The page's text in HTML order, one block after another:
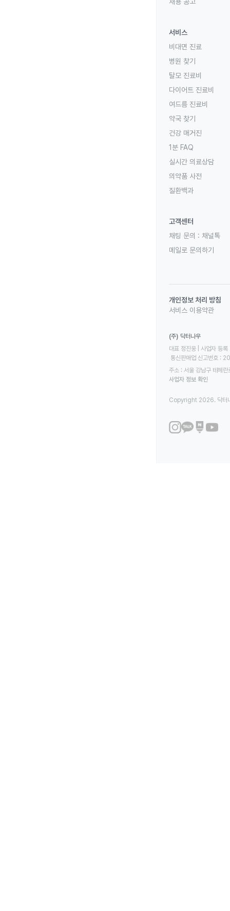
서비스
비대면 진료
병원 찾기
탈모 진료비
다이어트 진료비
여드름 진료비
약국 찾기
건강 매거진
1분 FAQ
실시간 의료상담
의약품 사전
질환백과
고객센터
채팅 문의 : 채널톡
메일로 문의하기
개인정보 처리 방침
서비스 이용약관
(주) 닥터나우
대표 정진웅 | 사업자
통신판매업 신고번호
주소 : 서울 강남구 테헤
사업자 정보 확인
Copyright 2026. 닥터